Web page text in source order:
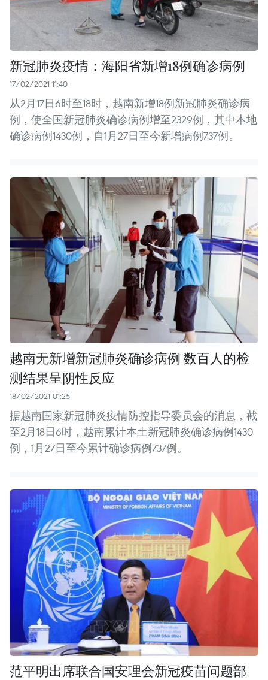
新冠肺炎疫情：海阳省新增18例确诊病例
17/02/2021 11:40
从2月17日6时至18时，越南新增18例新冠肺炎确诊病
例，使全国新冠肺炎确诊病例增至2329例，其中本地
确诊病例1430例，自1月27日至今新增病例737例。
越南无新增新冠肺炎确诊病例 数百人的检
测结果呈阴性反应
18/02/2021 01:25
据越南国家新冠肺炎疫情防控指导委员会的消息，截
至2月18日6时，越南累计本土新冠肺炎确诊病例1430
例，1月27日至今累计确诊病例737例。
范平明出席联合国安理会新冠疫苗问题部